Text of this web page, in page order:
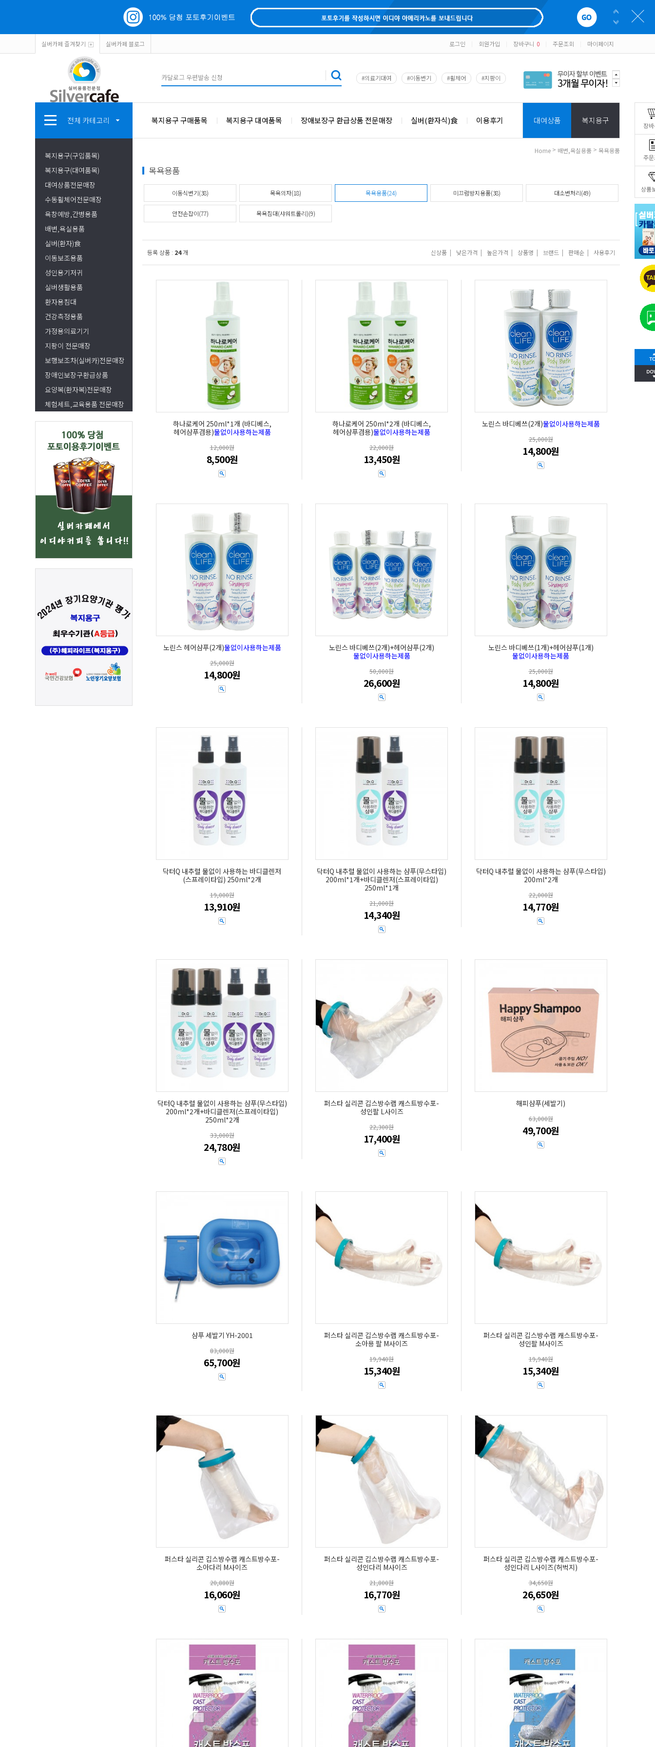
장
주
상품
실버카페 즐겨찾기 실버카페 블로그 로그인 회원가입 장바구니 0 주문조회 마이페이지
#의료기대여 #이동변기 #휠체어 #지팡이
전체 카테고리 복지용구 구매품목 복지용구 대여품목 장애보장구 환급상품 전문매장 실버(환자식)食 이용후기 대여상품 복지용구
복지용구(구입품목)
복지용구(대여품목)
대여상품전문매장
수동휠체어전문매장
욕창예방,간병용품
배변,욕실용품
실버(환자)食
이동보조용품
성인용기저귀
실버생활용품
환자용침대
건강측정용품
가정용의료기기
지팡이 전문매장
보행보조차(실버카)전문매장
장애인보장구환급상품
요양복(환자복)전문매장
체험세트,교육용품 전문매장
Home > 배변,욕실용품 > 목욕용품
목욕용품
이동식변기(38) 목욕의자(18) 목욕용품(24) 미끄럼방지용품(38) 대소변처리(49)
안전손잡이(77) 목욕침대(샤워트롤리)(9)
등록 상품 : 24개 신상품 | 낮은가격 | 높은가격 | 상품명 | 브랜드 | 판매순 | 사용후기
하나로케어 250ml*1개 (바디베스,
헤어샴푸겸용)물없이사용하는제품
12,000원
8,500원
하나로케어 250ml*2개 (바디베스,
헤어샴푸겸용)물없이사용하는제품
22,000원
13,450원
노린스 바디베쓰(2개)물없이사용하는제품
25,000원
14,800원
노린스 헤어샴푸(2개)물없이사용하는제품
25,000원
14,800원
노린스 바디베쓰(2개)+헤어샴푸(2개)
물없이사용하는제품
50,000원
26,600원
노린스 바디베쓰(1개)+헤어샴푸(1개)
물없이사용하는제품
25,000원
14,800원
닥터Q 내추럴 물없이 사용하는 바디클렌저
(스프레이타입) 250ml*2개
19,000원
13,910원
닥터Q 내추럴 물없이 사용하는 샴푸(무스타입)
200ml*1개+바디클렌저(스프레이타입)
250ml*1개
21,000원
14,340원
닥터Q 내추럴 물없이 사용하는 샴푸(무스타입)
200ml*2개
22,000원
14,770원
닥터Q 내추럴 물없이 사용하는 샴푸(무스타입)
200ml*2개+바디클렌저(스프레이타입)
250ml*2개
33,000원
24,780원
퍼스타 실리콘 깁스방수랩 캐스트방수포-
성인팔 L사이즈
22,300원
17,400원
해피샴푸(세발기)
63,000원
49,700원
샴푸 세발기 YH-2001
83,000원
65,700원
퍼스타 실리콘 깁스방수랩 캐스트방수포-
소아용 팔 M사이즈
19,940원
15,340원
퍼스타 실리콘 깁스방수랩 캐스트방수포-
성인팔 M사이즈
19,940원
15,340원
퍼스타 실리콘 깁스방수랩 캐스트방수포-
소아다리 M사이즈
20,880원
16,060원
퍼스타 실리콘 깁스방수랩 캐스트방수포-
성인다리 M사이즈
21,800원
16,770원
퍼스타 실리콘 깁스방수랩 캐스트방수포-
성인다리 L사이즈(허벅지)
34,650원
26,650원